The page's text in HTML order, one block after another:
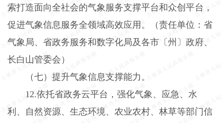
索打造面向全社会的气象服务支撑平台和众创平台，
促进气象信息服务全领域高效应用。（责任单位：省
气象局、省政务服务和数字化局及各市〔州〕政府、
长白山管委会）
（七）提升气象信息支撑能力。
12.依托省政务云平台，强化气象、应急、水
利、自然资源、生态环境、农业农村、林草等部门信